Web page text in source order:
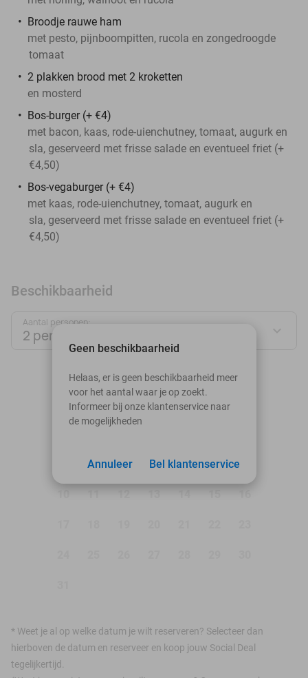
Broodje rauwe ham
met pesto, pijnboompitten, rucola en zongedroogde
tomaat
2 plakken brood met 2 kroketten
en mosterd
Bos-burger (+ €4)
met bacon, kaas, rode-uienchutney, tomaat, augurk en
sla, geserveerd met frisse salade en eventueel friet (+
€4,50)
Bos-vegaburger (+ €4)
met kaas, rode-uienchutney, tomaat, augurk en
sla, geserveerd met frisse salade en eventueel friet (+
€4,50)
Beschikbaarheid
Aantal personen:
2 personen
augustus 2026
Ma
Di Wo Do Vr
4 5 6 7 8
* Weet je al op welke datum je wilt reserveren? Selecteer dan
hierboven de datum en reserveer en koop jouw Social Deal
tegelijkertijd.
Geen beschikbaarheid
Helaas, er is geen beschikbaarheid meer
voor het aantal waar je op zoekt.
Informeer bij onze klantenservice naar
de mogelijkheden
Bel klantenservice
Annuleer